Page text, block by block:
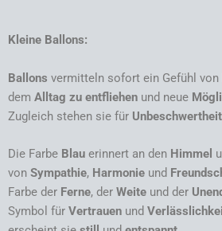
Kleine Ballons:
Ballons vermitteln sofort ein Gefühl von
dem Alltag zu entfliehen und neue
Zugleich stehen sie für Unbeschwertheit
Die Farbe Blau erinnert an den Himmel
von Sympathie, Harmonie und
Farbe der Ferne, der Weite und der
Symbol für Vertrauen und